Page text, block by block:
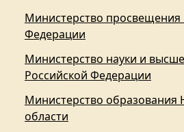
Министерство просвещения
Федерации
Министерство науки и
Российской Федерации
Министерство образования
области